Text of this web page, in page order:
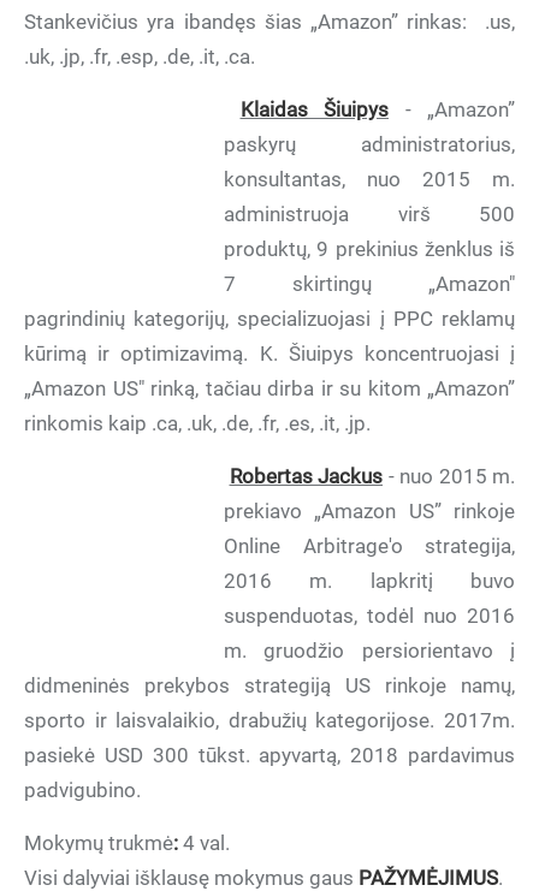
Stankevičius yra ibandęs šias „Amazon” rinkas: .us,
.uk, .jp, .fr, .esp, .de, .it, .ca.
Klaidas Šiuipys - „Amazon”
paskyrų administratorius,
konsultantas, nuo 2015 m.
administruoja virš 500
produktų, 9 prekinius ženklus iš
7 skirtingų „Amazon"
pagrindinių kategorijų, specializuojasi į PPC reklamų
kūrimą ir optimizavimą. K. Šiuipys koncentruojasi į
„Amazon US" rinką, tačiau dirba ir su kitom „Amazon”
rinkomis kaip .ca, .uk, .de, .fr, .es, .it, .jp.
Robertas Jackus - nuo 2015 m.
prekiavo „Amazon US” rinkoje
Online Arbitrage'o strategija,
2016 m. lapkritį buvo
suspenduotas, todėl nuo 2016
m. gruodžio persiorientavo į
didmeninės prekybos strategiją US rinkoje namų,
sporto ir laisvalaikio, drabužių kategorijose. 2017m.
pasiekė USD 300 tūkst. apyvartą, 2018 pardavimus
padvigubino.
Mokymų trukmė: 4 val.
Visi dalyviai išklausę mokymus gaus PAŽYMĖJIMUS.